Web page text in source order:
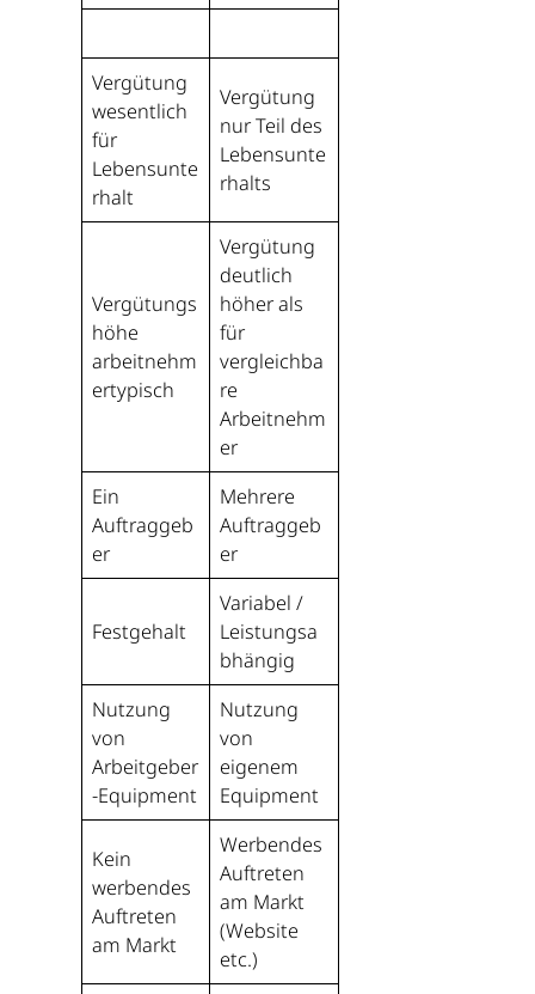
Vergütung
wesentlich
für
Lebensunte
rhalt
Vergütung
nur Teil des
Lebensunte
rhalts
Vergütungs
höhe
arbeitnehm
ertypisch
Vergütung
deutlich
höher als
für
vergleichba
re
Arbeitnehm
er
Ein
Auftraggeb
er
Mehrere
Auftraggeb
er
Festgehalt
Variabel /
Leistungsa
bhängig
Nutzung
von
Arbeitgeber
-Equipment
Nutzung
von
eigenem
Equipment
Kein
werbendes
Auftreten
am Markt
Werbendes
Auftreten
am Markt
(Website
etc.)